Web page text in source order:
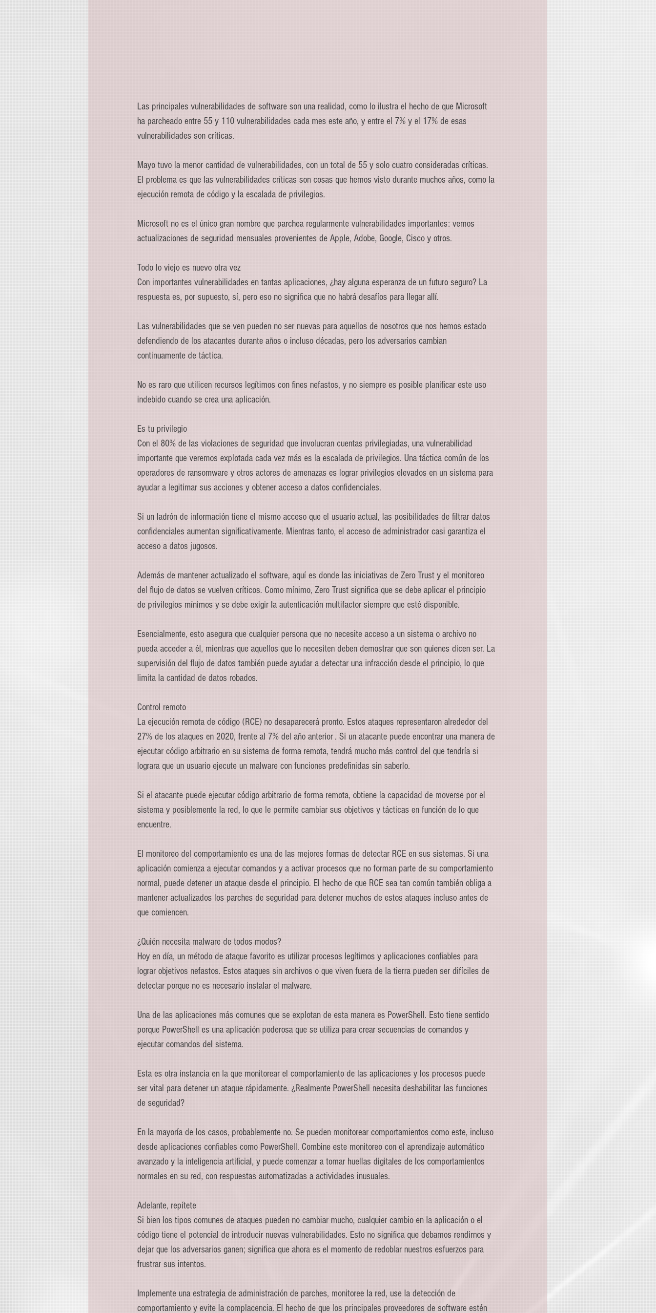
Las principales vulnerabilidades de software son una realidad, como lo ilustra el hecho de que Microsoft
ha parcheado entre 55 y 110 vulnerabilidades cada mes este año, y entre el 7% y el 17% de esas
vulnerabilidades son críticas.
Mayo tuvo la menor cantidad de vulnerabilidades, con un total de 55 y solo cuatro consideradas críticas.
El problema es que las vulnerabilidades críticas son cosas que hemos visto durante muchos años, como la
ejecución remota de código y la escalada de privilegios.
Microsoft no es el único gran nombre que parchea regularmente vulnerabilidades importantes: vemos
actualizaciones de seguridad mensuales provenientes de Apple, Adobe, Google, Cisco y otros.
Todo lo viejo es nuevo otra vez
Con importantes vulnerabilidades en tantas aplicaciones, ¿hay alguna esperanza de un futuro seguro? La
respuesta es, por supuesto, sí, pero eso no significa que no habrá desafíos para llegar allí.
Las vulnerabilidades que se ven pueden no ser nuevas para aquellos de nosotros que nos hemos estado
defendiendo de los atacantes durante años o incluso décadas, pero los adversarios cambian
continuamente de táctica.
No es raro que utilicen recursos legítimos con fines nefastos, y no siempre es posible planificar este uso
indebido cuando se crea una aplicación.
Es tu privilegio
Con el 80% de las violaciones de seguridad que involucran cuentas privilegiadas, una vulnerabilidad
importante que veremos explotada cada vez más es la escalada de privilegios. Una táctica común de los
operadores de ransomware y otros actores de amenazas es lograr privilegios elevados en un sistema para
ayudar a legitimar sus acciones y obtener acceso a datos confidenciales.
Si un ladrón de información tiene el mismo acceso que el usuario actual, las posibilidades de filtrar datos
confidenciales aumentan significativamente. Mientras tanto, el acceso de administrador casi garantiza el
acceso a datos jugosos.
Además de mantener actualizado el software, aquí es donde las iniciativas de Zero Trust y el monitoreo
del flujo de datos se vuelven críticos. Como mínimo, Zero Trust significa que se debe aplicar el principio
de privilegios mínimos y se debe exigir la autenticación multifactor siempre que esté disponible.
Esencialmente, esto asegura que cualquier persona que no necesite acceso a un sistema o archivo no
pueda acceder a él, mientras que aquellos que lo necesiten deben demostrar que son quienes dicen ser. La
supervisión del flujo de datos también puede ayudar a detectar una infracción desde el principio, lo que
limita la cantidad de datos robados.
Control remoto
La ejecución remota de código (RCE) no desaparecerá pronto. Estos ataques representaron alrededor del
27% de los ataques en 2020, frente al 7% del año anterior . Si un atacante puede encontrar una manera de
ejecutar código arbitrario en su sistema de forma remota, tendrá mucho más control del que tendría si
lograra que un usuario ejecute un malware con funciones predefinidas sin saberlo.
Si el atacante puede ejecutar código arbitrario de forma remota, obtiene la capacidad de moverse por el
sistema y posiblemente la red, lo que le permite cambiar sus objetivos y tácticas en función de lo que
encuentre.
El monitoreo del comportamiento es una de las mejores formas de detectar RCE en sus sistemas. Si una
aplicación comienza a ejecutar comandos y a activar procesos que no forman parte de su comportamiento
normal, puede detener un ataque desde el principio. El hecho de que RCE sea tan común también obliga a
mantener actualizados los parches de seguridad para detener muchos de estos ataques incluso antes de
que comiencen.
¿Quién necesita malware de todos modos?
Hoy en día, un método de ataque favorito es utilizar procesos legítimos y aplicaciones confiables para
lograr objetivos nefastos. Estos ataques sin archivos o que viven fuera de la tierra pueden ser difíciles de
detectar porque no es necesario instalar el malware.
Una de las aplicaciones más comunes que se explotan de esta manera es PowerShell. Esto tiene sentido
porque PowerShell es una aplicación poderosa que se utiliza para crear secuencias de comandos y
ejecutar comandos del sistema.
Esta es otra instancia en la que monitorear el comportamiento de las aplicaciones y los procesos puede
ser vital para detener un ataque rápidamente. ¿Realmente PowerShell necesita deshabilitar las funciones
de seguridad?
En la mayoría de los casos, probablemente no. Se pueden monitorear comportamientos como este, incluso
desde aplicaciones confiables como PowerShell. Combine este monitoreo con el aprendizaje automático
avanzado y la inteligencia artificial, y puede comenzar a tomar huellas digitales de los comportamientos
normales en su red, con respuestas automatizadas a actividades inusuales.
Adelante, repítete
Si bien los tipos comunes de ataques pueden no cambiar mucho, cualquier cambio en la aplicación o el
código tiene el potencial de introducir nuevas vulnerabilidades. Esto no significa que debamos rendirnos y
dejar que los adversarios ganen; significa que ahora es el momento de redoblar nuestros esfuerzos para
frustrar sus intentos.
Implemente una estrategia de administración de parches, monitoree la red, use la detección de
comportamiento y evite la complacencia. El hecho de que los principales proveedores de software estén